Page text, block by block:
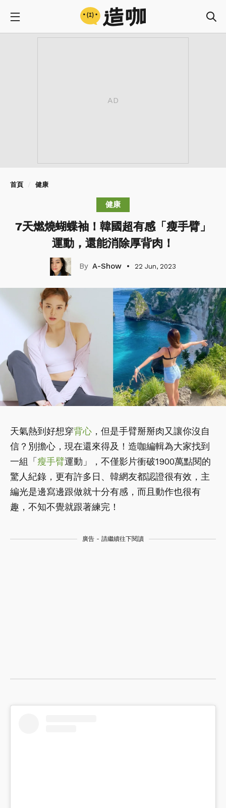
首頁 健康
健康
7天燃燒蝴蝶袖！韓國超有感「瘦手臂」
運動，還能消除厚背肉！
A-Show 22 Jun, 2023
天氣熱到好想穿背心 ，但是手臂掰掰肉又讓你沒自
信？別擔心，現在還來得及！造咖編輯為大家找到
一組「 瘦手臂運動」，不僅影片衝破1900萬點閱的
驚人紀錄，更有許多日、韓網友都認證很有效，主
編光是邊寫邊跟做就十分有感，而且動作也很有
趣，不知不覺就跟著練完！
廣告 - 請繼續往下閱讀